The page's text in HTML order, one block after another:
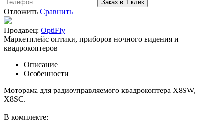
Заказ в 1 клик
Отложить Сравнить
Продавец: OptiFly
Маркетплейс оптики, приборов ночного видения и
квадрокоптеров
Описание
Особенности
Моторама для радиоуправляемого квадрокоптера X8SW,
X8SC.
В комплекте: